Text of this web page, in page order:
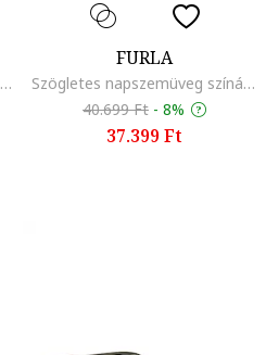
Butterfly napszemüveg színátmenetes lencsékkel, Világoszöld
FURLA
Szögletes napszemüveg színátmenetes lencsékkel, Sötétbarna
40.699 Ft - 8%
37.399 Ft